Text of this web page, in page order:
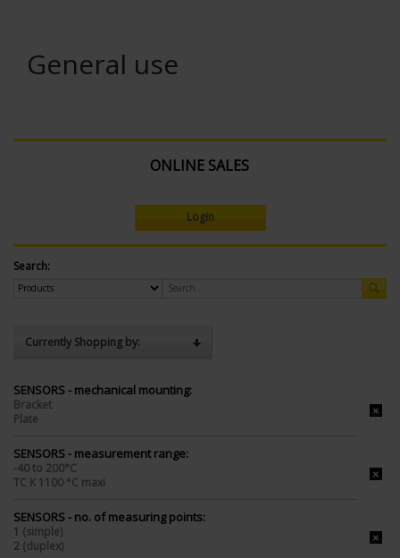
General use
ONLINE SALES
Login
Search:
Currently Shopping by:
SENSORS - mechanical mounting:
Bracket
Plate
SENSORS - measurement range:
-40 to 200°C
TC K 1100 °C maxi
SENSORS - no. of measuring points:
1 (simple)
2 (duplex)